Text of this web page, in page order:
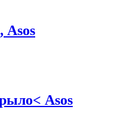
Asos